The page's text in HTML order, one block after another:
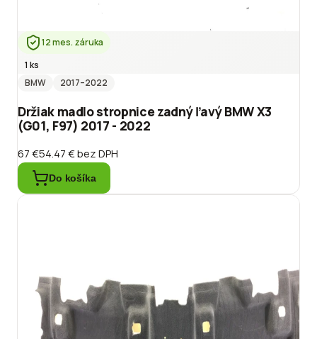
12 mes. záruka
1 ks
BMW
2017–2022
Držiak madlo stropnice zadný ľavý BMW X3
(G01, F97) 2017 - 2022
67 €54.47 €bez DPH
Do košíka